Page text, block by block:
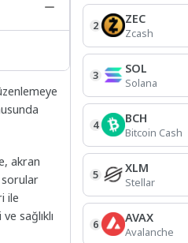
akran
sorular
ile
sağlıklı
2 ZEC
Zcash
3 SOL
Solana
4 BCH
Bitcoin Cash
5 XLM
Stellar
6 AVAX
Avalanche